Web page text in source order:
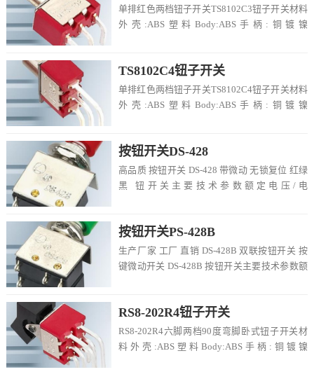
单排红色两档钮子开关TS8102C3钮子开关材料
外壳:ABS塑料Body:ABS手柄:铜镀镍
TS8102C4钮子开关
单排红色两档钮子开关TS8102C4钮子开关材料
外壳:ABS塑料Body:ABS手柄:铜镀镍
按钮开关DS-428
高品质 按钮开关 DS-428 带微动 无锁复位 红绿
黑 钮开关主要技术参数额定电压/电
按钮开关PS-428B
生产厂家 工厂 直销 DS-428B 双联按钮开关 按
键微动开关 DS-428B 按钮开关主要技术参数额
RS8-202R4钮子开关
RS8-202R4六脚两档90度弯脚卧式钮子开关材
料外壳:ABS塑料Body:ABS手柄:铜镀镍